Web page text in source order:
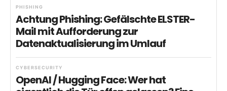
PHISHING
Achtung Phishing: Gefälschte ELSTER-
Mail mit Aufforderung zur
Datenaktualisierung im Umlauf
CYBERSECURITY
OpenAI / Hugging Face: Wer hat